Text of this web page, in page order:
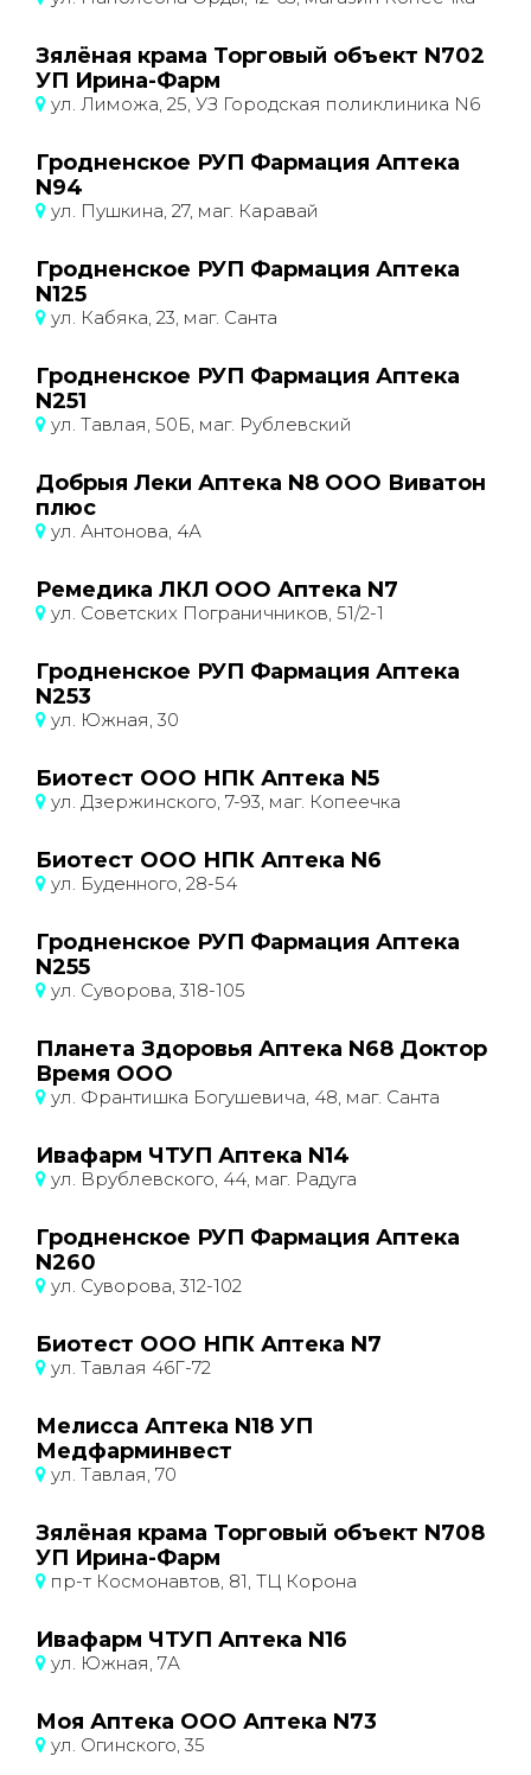
Зялёная крама Торговый объект N702
УП Ирина-Фарм
ул. Лиможа, 25, УЗ Городская поликлиника N6
Гродненское РУП Фармация Аптека
N94
ул. Пушкина, 27, маг. Каравай
Гродненское РУП Фармация Аптека
N125
ул. Кабяка, 23, маг. Санта
Гродненское РУП Фармация Аптека
N251
ул. Тавлая, 50Б, маг. Рублевский
Добрыя Леки Аптека N8 ООО Виватон
плюс
ул. Антонова, 4А
Ремедика ЛКЛ ООО Аптека N7
ул. Советских Пограничников, 51/2-1
Гродненское РУП Фармация Аптека
N253
ул. Южная, 30
Биотест ООО НПК Аптека N5
ул. Дзержинского, 7-93, маг. Копеечка
Биотест ООО НПК Аптека N6
ул. Буденного, 28-54
Гродненское РУП Фармация Аптека
N255
ул. Суворова, 318-105
Планета Здоровья Аптека N68 Доктор
Время ООО
ул. Франтишка Богушевича, 48, маг. Санта
Ивафарм ЧТУП Аптека N14
ул. Врублевского, 44, маг. Радуга
Гродненское РУП Фармация Аптека
N260
ул. Суворова, 312-102
Биотест ООО НПК Аптека N7
ул. Тавлая 46Г-72
Мелисса Аптека N18 УП
Медфарминвест
ул. Тавлая, 70
Зялёная крама Торговый объект N708
УП Ирина-Фарм
пр-т Космонавтов, 81, ТЦ Корона
Ивафарм ЧТУП Аптека N16
ул. Южная, 7А
Моя Аптека ООО Аптека N73
ул. Огинского, 35